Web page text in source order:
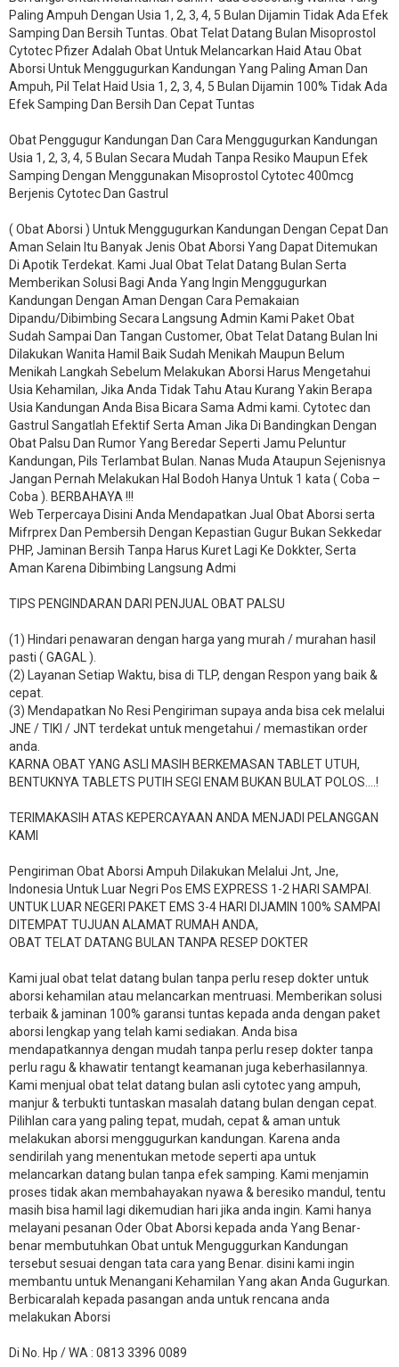
Paling Ampuh Dengan Usia 1, 2, 3, 4, 5 Bulan Dijamin Tidak Ada Efek
Samping Dan Bersih Tuntas. Obat Telat Datang Bulan Misoprostol
Cytotec Pfizer Adalah Obat Untuk Melancarkan Haid Atau Obat
Aborsi Untuk Menggugurkan Kandungan Yang Paling Aman Dan
Ampuh, Pil Telat Haid Usia 1, 2, 3, 4, 5 Bulan Dijamin 100% Tidak Ada
Efek Samping Dan Bersih Dan Cepat Tuntas
Obat Penggugur Kandungan Dan Cara Menggugurkan Kandungan
Usia 1, 2, 3, 4, 5 Bulan Secara Mudah Tanpa Resiko Maupun Efek
Samping Dengan Menggunakan Misoprostol Cytotec 400mcg
Berjenis Cytotec Dan Gastrul
( Obat Aborsi ) Untuk Menggugurkan Kandungan Dengan Cepat Dan
Aman Selain Itu Banyak Jenis Obat Aborsi Yang Dapat Ditemukan
Di Apotik Terdekat. Kami Jual Obat Telat Datang Bulan Serta
Memberikan Solusi Bagi Anda Yang Ingin Menggugurkan
Kandungan Dengan Aman Dengan Cara Pemakaian
Dipandu/Dibimbing Secara Langsung Admin Kami Paket Obat
Sudah Sampai Dan Tangan Customer, Obat Telat Datang Bulan Ini
Dilakukan Wanita Hamil Baik Sudah Menikah Maupun Belum
Menikah Langkah Sebelum Melakukan Aborsi Harus Mengetahui
Usia Kehamilan, Jika Anda Tidak Tahu Atau Kurang Yakin Berapa
Usia Kandungan Anda Bisa Bicara Sama Admi kami. Cytotec dan
Gastrul Sangatlah Efektif Serta Aman Jika Di Bandingkan Dengan
Obat Palsu Dan Rumor Yang Beredar Seperti Jamu Peluntur
Kandungan, Pils Terlambat Bulan. Nanas Muda Ataupun Sejenisnya
Jangan Pernah Melakukan Hal Bodoh Hanya Untuk 1 kata ( Coba –
Coba ). BERBAHAYA !!!
Web Terpercaya Disini Anda Mendapatkan Jual Obat Aborsi serta
Mifrprex Dan Pembersih Dengan Kepastian Gugur Bukan Sekkedar
PHP, Jaminan Bersih Tanpa Harus Kuret Lagi Ke Dokkter, Serta
Aman Karena Dibimbing Langsung Admi
TIPS PENGINDARAN DARI PENJUAL OBAT PALSU
(1) Hindari penawaran dengan harga yang murah / murahan hasil
pasti ( GAGAL ).
(2) Layanan Setiap Waktu, bisa di TLP, dengan Respon yang baik &
cepat.
(3) Mendapatkan No Resi Pengiriman supaya anda bisa cek melalui
JNE / TIKI / JNT terdekat untuk mengetahui / memastikan order
anda.
KARNA OBAT YANG ASLI MASIH BERKEMASAN TABLET UTUH,
BENTUKNYA TABLETS PUTIH SEGI ENAM BUKAN BULAT POLOS….!
TERIMAKASIH ATAS KEPERCAYAAN ANDA MENJADI PELANGGAN
KAMI
Pengiriman Obat Aborsi Ampuh Dilakukan Melalui Jnt, Jne,
Indonesia Untuk Luar Negri Pos EMS EXPRESS 1-2 HARI SAMPAI.
UNTUK LUAR NEGERI PAKET EMS 3-4 HARI DIJAMIN 100% SAMPAI
DITEMPAT TUJUAN ALAMAT RUMAH ANDA,
OBAT TELAT DATANG BULAN TANPA RESEP DOKTER
Kami jual obat telat datang bulan tanpa perlu resep dokter untuk
aborsi kehamilan atau melancarkan mentruasi. Memberikan solusi
terbaik & jaminan 100% garansi tuntas kepada anda dengan paket
aborsi lengkap yang telah kami sediakan. Anda bisa
mendapatkannya dengan mudah tanpa perlu resep dokter tanpa
perlu ragu & khawatir tentangt keamanan juga keberhasilannya.
Kami menjual obat telat datang bulan asli cytotec yang ampuh,
manjur & terbukti tuntaskan masalah datang bulan dengan cepat.
Pilihlan cara yang paling tepat, mudah, cepat & aman untuk
melakukan aborsi menggugurkan kandungan. Karena anda
sendirilah yang menentukan metode seperti apa untuk
melancarkan datang bulan tanpa efek samping. Kami menjamin
proses tidak akan membahayakan nyawa & beresiko mandul, tentu
masih bisa hamil lagi dikemudian hari jika anda ingin. Kami hanya
melayani pesanan Oder Obat Aborsi kepada anda Yang Benar-
benar membutuhkan Obat untuk Menguggurkan Kandungan
tersebut sesuai dengan tata cara yang Benar. disini kami ingin
membantu untuk Menangani Kehamilan Yang akan Anda Gugurkan.
Berbicaralah kepada pasangan anda untuk rencana anda
melakukan Aborsi
Di No. Hp / WA : 0813 3396 0089